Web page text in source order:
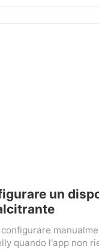
un
quando l'app non